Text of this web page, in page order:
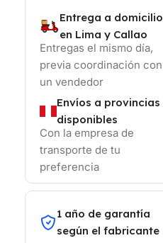
Entrega a domicilio
en Lima y Callao
Entregas el mismo día,
previa coordinación con
un vendedor
Envíos a provincias
disponibles
Con la empresa de
transporte de tu
preferencia
1 año de garantía
según el fabricante